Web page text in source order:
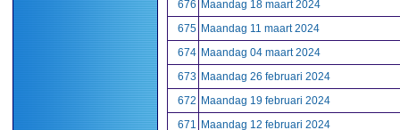
676 Maandag 18 maart 2024
675 Maandag 11 maart 2024
674 Maandag 04 maart 2024
673 Maandag 26 februari 2024
672 Maandag 19 februari 2024
671 Maandag 12 februari 2024